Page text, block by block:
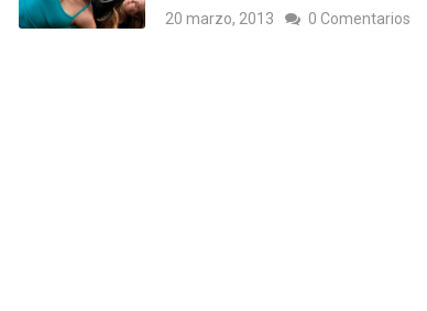
20 marzo, 2013 0 Comentarios